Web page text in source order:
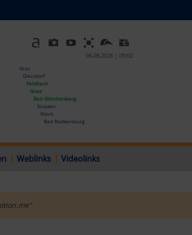
06.08.2026 | 09:02
Graz
Gleisdorf
Feldbach
Gnas
Bad Gleichenberg
Straden
Klöch
Bad Radkersburg
| Weblinks | Videolinks